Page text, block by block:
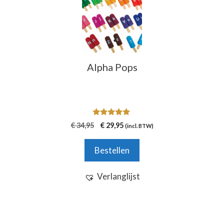
Alpha Pops
5.00
van 5
€34,95
Oorspronkelijke
was:
€29,95Huidige
(incl. BTW)
Bestellen
Verlanglijst